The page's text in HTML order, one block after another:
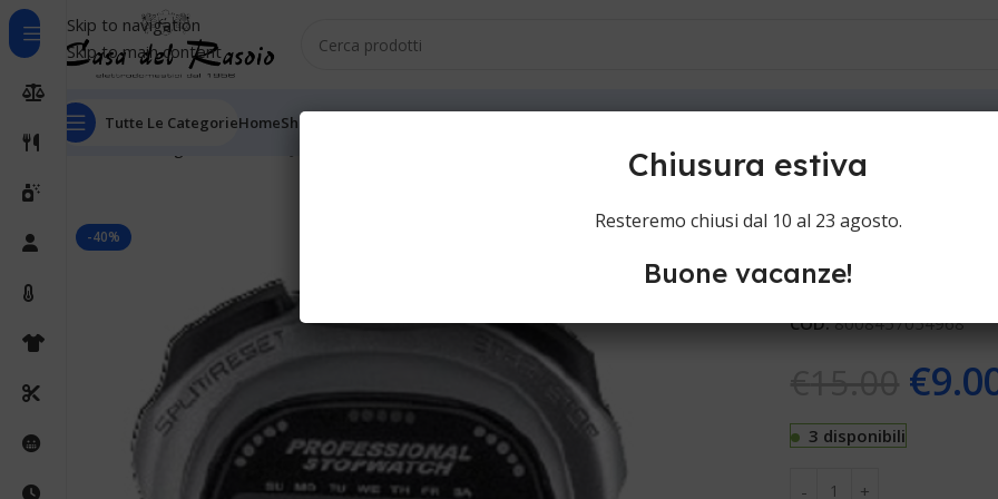
Skip to navigation
Skip to main content
Tutte Le CategorieHomeShop
Home
-40% Justaminute
Contaminuti Justaminute
COD:8008457054968
€
3 disponibili
Chiusura estiva
Resteremo chiusi dal 10 al 23 agosto.
Buone vacanze!